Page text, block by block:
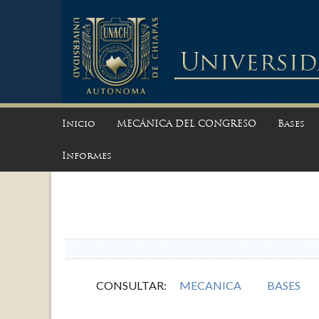
Inicio MECÁNICA DEL CONGRESO Bases
Informes
CONSULTAR: MECANICA BASES